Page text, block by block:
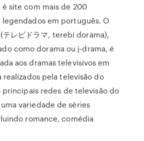
é site com mais de 200
legendados em português. O
レビドラマ, terebi dorama),
como dorama ou j-drama, é
aos dramas televisivos em
realizados pela televisão do
principais redes de televisão do
variedade de séries
romance, comédia